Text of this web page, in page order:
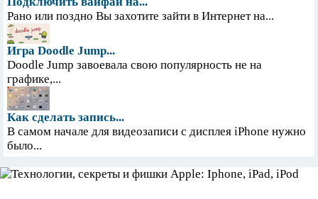
Рано или поздно Вы захотите зайти в Интернет на...
Игра Doodle Jump...
Doodle Jump завоевала свою популярность не на
графике,...
Как сделать запись...
В самом начале для видеозаписи с дисплея iPhone нужно
было...